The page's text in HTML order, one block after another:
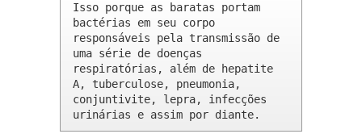
Isso porque as baratas portam
bactérias em seu corpo
responsáveis pela transmissão de
uma série de doenças
respiratórias, além de hepatite
A, tuberculose, pneumonia,
conjuntivite, lepra, infecções
urinárias e assim por diante.